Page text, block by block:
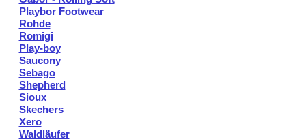
Playbor Footwear
Rohde
Romigi
Play-boy
Saucony
Sebago
Shepherd
Sioux
Skechers
Xero
Waldläufer